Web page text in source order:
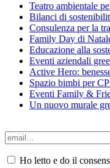
Teatro ambientale
Bilanci di
Consulenza per la
Family Day di
Educazione alla
Eventi aziendali
Active Hero:
Spazio bimbi per
Eventi Family &
Un nuovo murale
Ho letto e do il